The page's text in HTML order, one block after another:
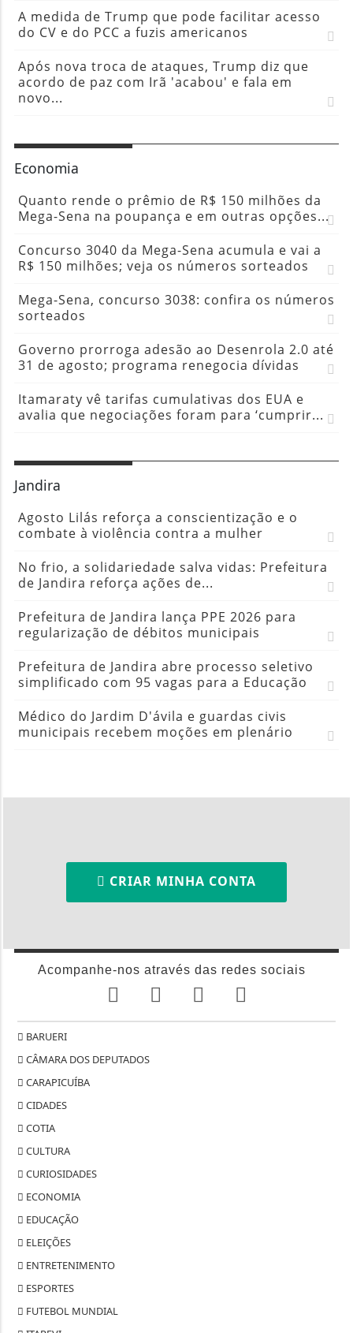
A medida de Trump que pode facilitar acesso
do CV e do PCC a fuzis americanos
Após nova troca de ataques, Trump diz que
acordo de paz com Irã 'acabou' e fala em
novo...
Economia
Quanto rende o prêmio de R$ 150 milhões da
Mega-Sena na poupança e em outras opções...
Concurso 3040 da Mega-Sena acumula e vai a
R$ 150 milhões; veja os números sorteados
Mega-Sena, concurso 3038: confira os números
sorteados
Governo prorroga adesão ao Desenrola 2.0 até
31 de agosto; programa renegocia dívidas
Itamaraty vê tarifas cumulativas dos EUA e
avalia que negociações foram para ‘cumprir...
Jandira
Agosto Lilás reforça a conscientização e o
combate à violência contra a mulher
No frio, a solidariedade salva vidas: Prefeitura
de Jandira reforça ações de...
Prefeitura de Jandira lança PPE 2026 para
regularização de débitos municipais
Prefeitura de Jandira abre processo seletivo
simplificado com 95 vagas para a Educação
Médico do Jardim D'ávila e guardas civis
municipais recebem moções em plenário
CRIAR MINHA CONTA
Acompanhe-nos através das redes sociais
BARUERI
CÂMARA DOS DEPUTADOS
CARAPICUÍBA
CIDADES
COTIA
CULTURA
CURIOSIDADES
ECONOMIA
EDUCAÇÃO
ELEIÇÕES
ENTRETENIMENTO
ESPORTES
FUTEBOL MUNDIAL